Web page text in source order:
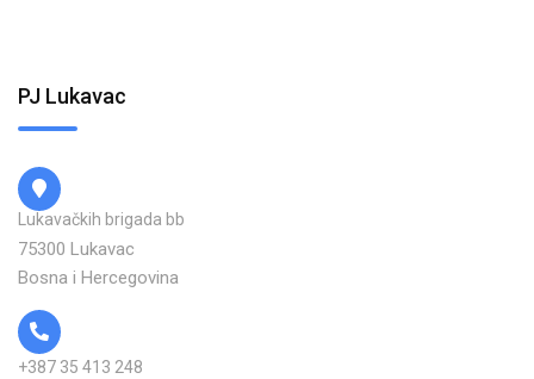
PJ Lukavac
Lukavačkih brigada bb
75300 Lukavac
Bosna i Hercegovina
+387 35 413 248